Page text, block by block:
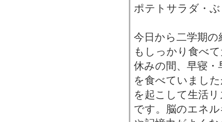
ポテトサラダ・
今日から二学期
もしっかり食べ
休みの間、早寝
を食べていまし
を起こして生活
です。脳のエネ